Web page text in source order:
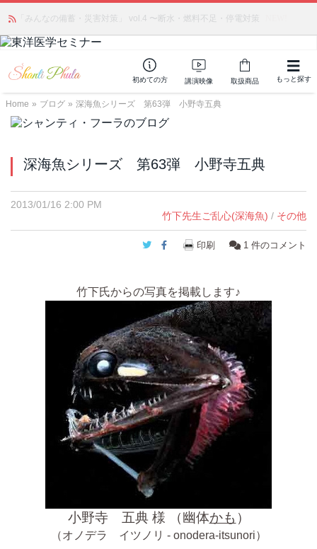
「みんなの備蓄・災害対策」 vol.4 〜断水・燃料不足・停電対策
（旧称：馬ジェル）を発売しました🎉 ＆ 発売記念で8月末までポイント還元
初めての方 講演映像 取扱商品 もっと探す
Home » ブログ » 深海魚シリーズ 第63弾 小野寺五典
深海魚シリーズ 第63弾 小野寺五典
2013/01/16 2:00 PM
竹下先生ご乱心(深海魚) / その他
Twitter
Facebook
印刷 1 件のコメント
竹下氏からの写真を掲載します♪
小野寺 五典 様 （幽体かも ）
（オノデラ イツノリ - onodera-itsunori）